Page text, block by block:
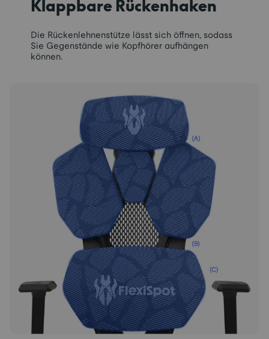
Klappbare Rückenhaken
Die Rückenlehnenstütze lässt sich öffnen, sodass
Sie Gegenstände wie Kopfhörer aufhängen
können.